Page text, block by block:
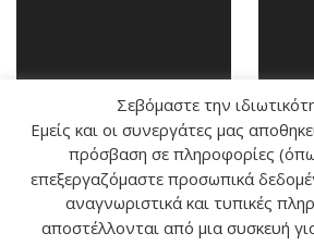
ΤΟ ΦΥΤΟ ΑΛΟΗ ΣΤΗ
Σεβόμαστε την
Εμείς και οι συνεργάτες μας
πρόσβαση σε πληροφορίες
επεξεργαζόμαστε προσωπικά
αναγνωριστικά και τυπικές
αποστέλλονται από μια συσκευή